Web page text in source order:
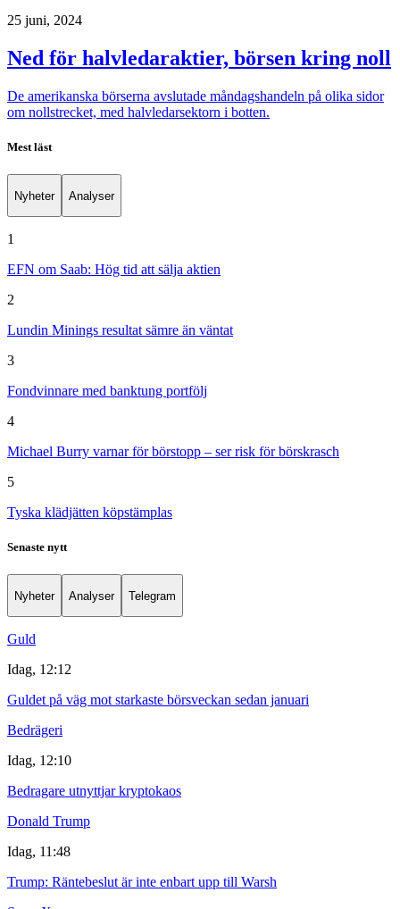
25 juni, 2024
Ned för halvledaraktier, börsen kring noll
De amerikanska börserna avslutade måndagshandeln på olika sidor
om nollstrecket, med halvledarsektorn i botten.
Mest läst
Nyheter Analyser
1
EFN om Saab: Hög tid att sälja aktien
2
Lundin Minings resultat sämre än väntat
3
Fondvinnare med banktung portfölj
4
Michael Burry varnar för börstopp – ser risk för börskrasch
5
Tyska klädjätten köpstämplas
Senaste nytt
Nyheter Analyser Telegram
Guld
Idag, 12:12
Guldet på väg mot starkaste börsveckan sedan januari
Bedrägeri
Idag, 12:10
Bedragare utnyttjar kryptokaos
Donald Trump
Idag, 11:48
Trump: Räntebeslut är inte enbart upp till Warsh